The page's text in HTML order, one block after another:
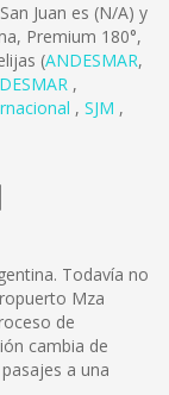
Juan es (N/A) y
Premium 180°,
(ANDESMAR,
,
, SJM ,
Todavía no
Mza
de
cambia de
a una